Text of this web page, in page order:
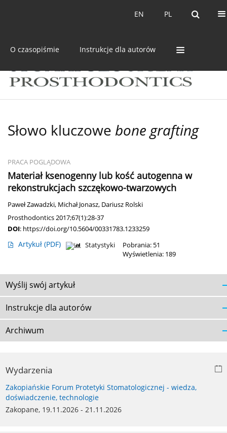
PL
EN PL
EN
O czasopiśmie Instrukcje dla autorów
Słowo kluczowe bone grafting
PRACA POGLĄDOWA
Materiał ksenogenny lub kość autogenna w
rekonstrukcjach szczękowo-twarzowych
Paweł Zawadzki, Michał Jonasz, Dariusz Rolski
Prosthodontics 2017;67(1):28-37
DOI: https://doi.org/10.5604/00331783.1233259
Artykuł (PDF) Statystyki
Pobrania: 51
Wyświetlenia: 189
Wyślij swój artykuł
Instrukcje dla autorów
Archiwum
Wydarzenia
Zakopiańskie Forum Protetyki Stomatologicznej - wiedza,
doświadczenie, technologie
Zakopane, 19.11.2026 - 21.11.2026